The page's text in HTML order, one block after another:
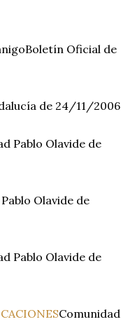
Oficial de
de 24/11/2006
Pablo Olavide de
Olavide de
Pablo Olavide de
Comunidad